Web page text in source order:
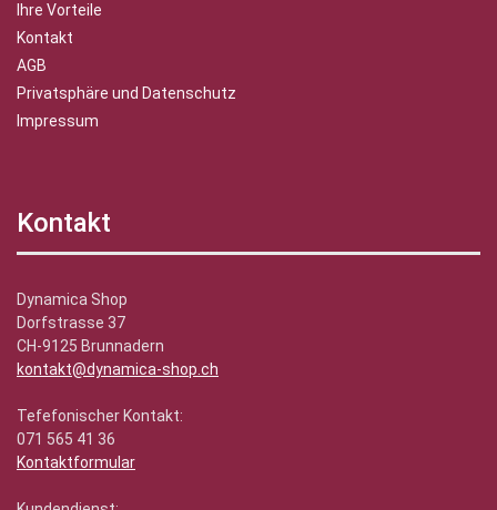
Ihre Vorteile
Kontakt
AGB
Privatsphäre und Datenschutz
Impressum
Kontakt
Dynamica Shop
Dorfstrasse 37
CH-9125 Brunnadern
kontakt@dynamica-shop.ch
Tefefonischer Kontakt:
071 565 41 36
Kontaktformular